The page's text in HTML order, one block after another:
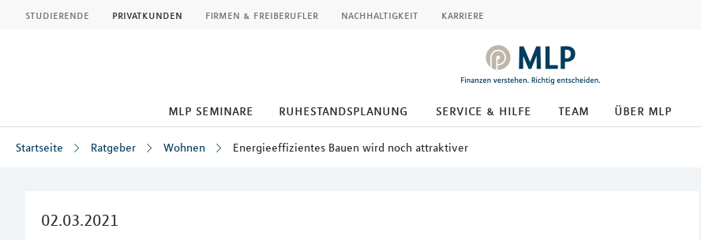
studierende privatkunden firmen & freiberufler nachhaltigkeit karriere
mlp seminare ruhestandsplanung service & hilfe team über mlp
Startseite Ratgeber Wohnen Energieeffizientes Bauen wird noch attraktiver
02.03.2021